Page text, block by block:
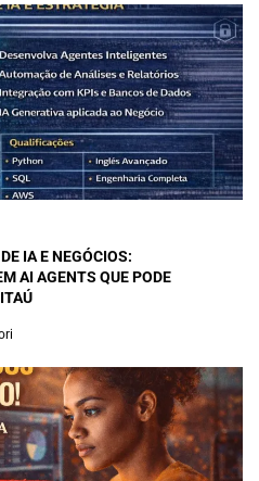
IA E NEGÓCIOS:
AI AGENTS QUE PODE